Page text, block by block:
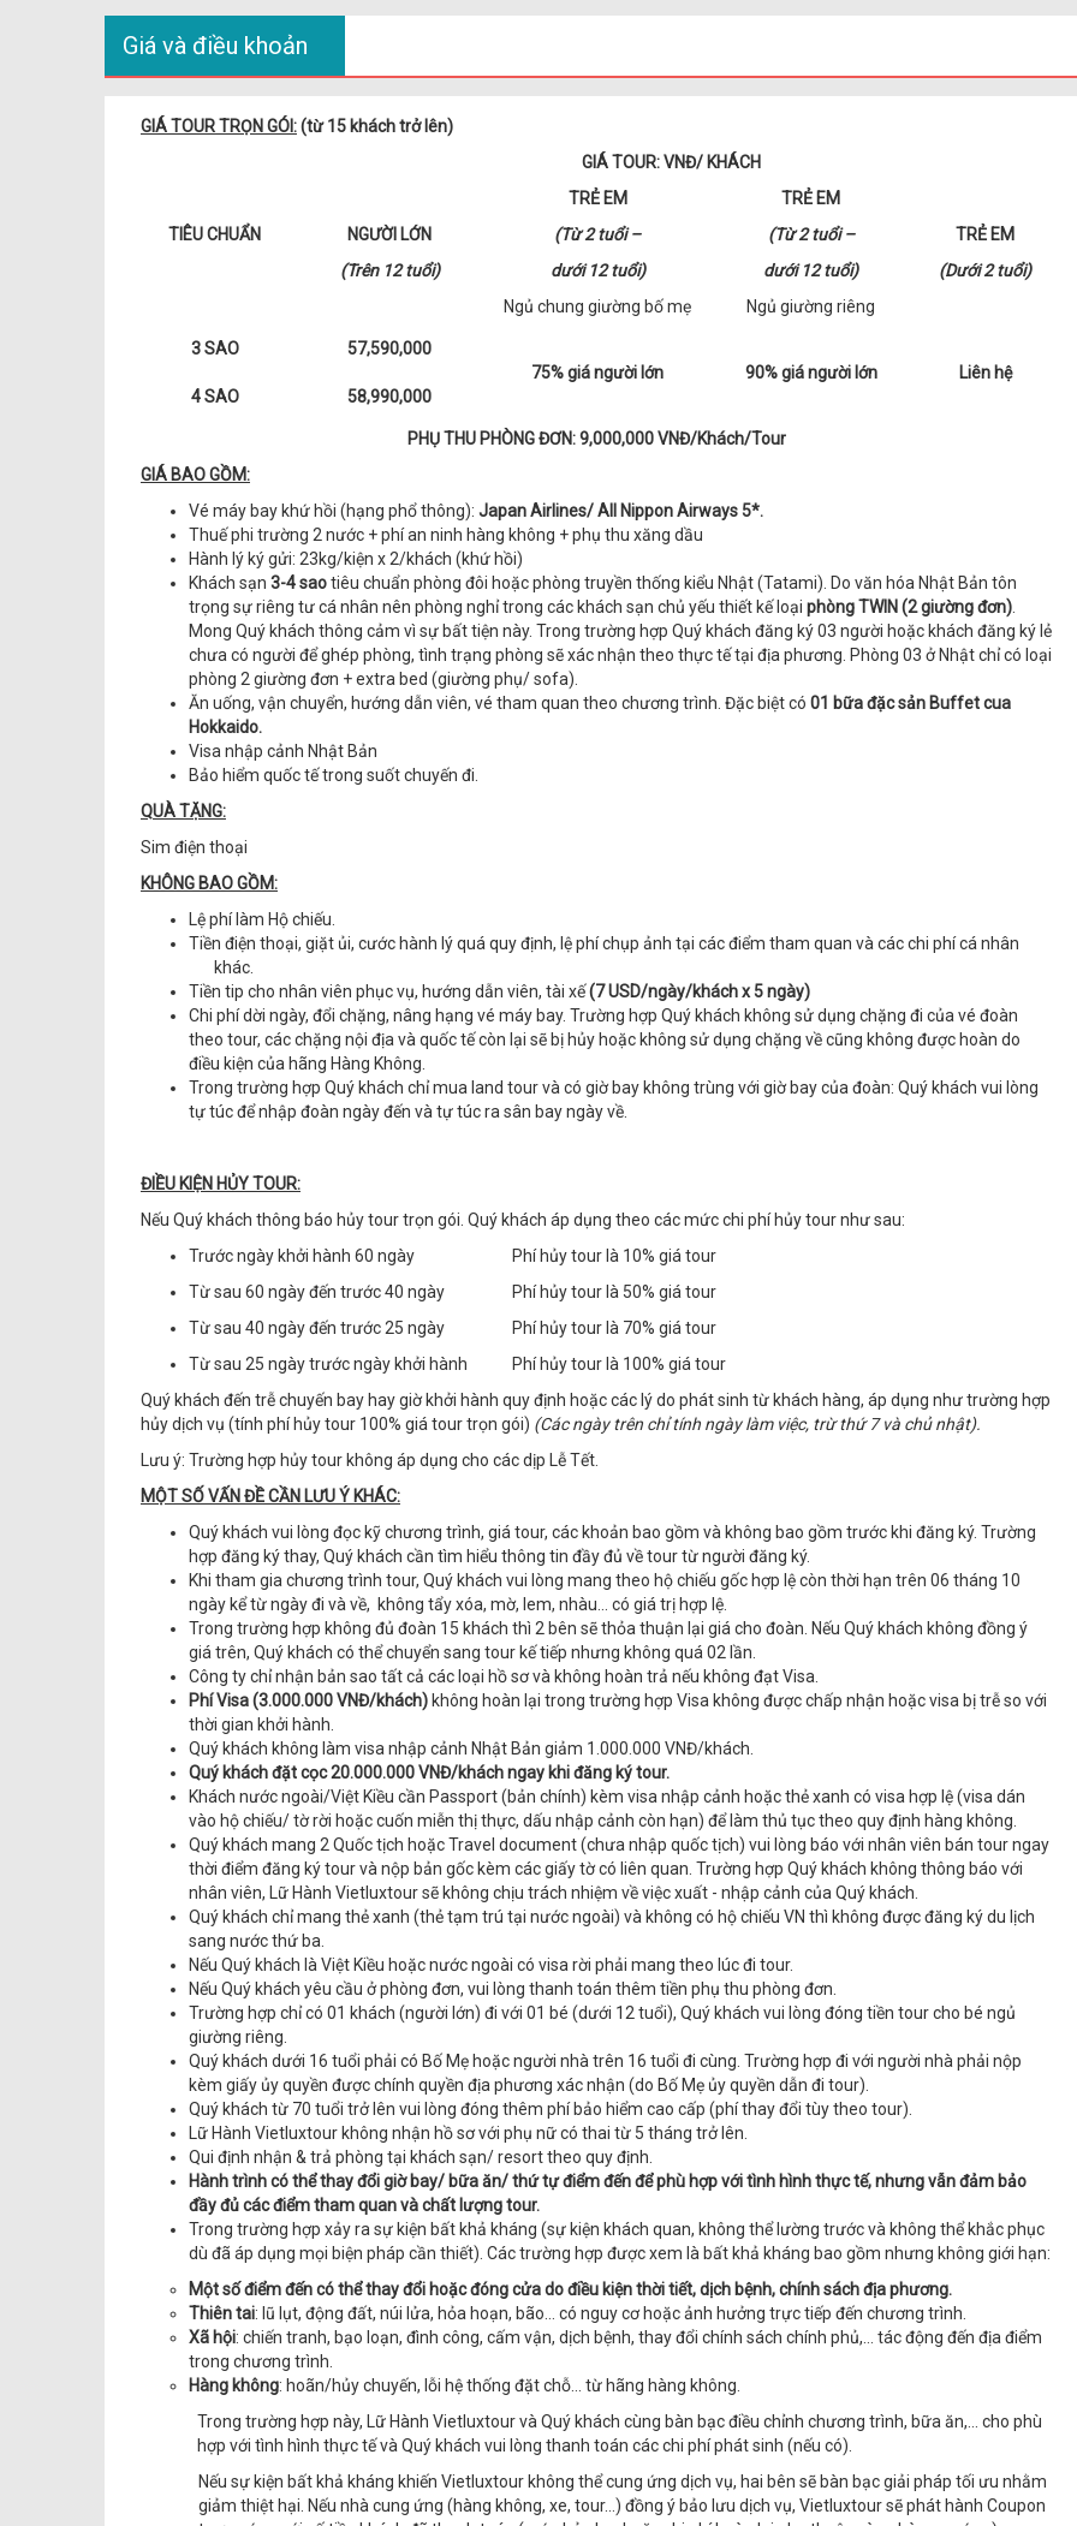
Giá và điều khoản
GIÁ TOUR TRỌN GÓI:(từ 15 khách trở lên)
TIÊU CHUẨN
GIÁ TOUR: VNĐ/ KHÁCH
NGƯỜI LỚN
(Trên 12 tuổi)
TRẺ EM
(Từ 2 tuổi –
dưới 12 tuổi)
Ngủ chung giường bố mẹ
TRẺ EM
(Từ 2 tuổi –
dưới 12 tuổi)
Ngủ giường riêng
TRẺ EM
(Dưới 2 tuổi)
3 SAO
57,590,000
75% giá người lớn
90% giá người lớn
Liên hệ
4 SAO
58,990,000
PHỤ THU PHÒNG ĐƠN: 9,000,000 VNĐ/Khách/Tour
GIÁ BAO GỒM:
Vé máy bay khứ hồi (hạng phổ thông): Japan Airlines/ All Nippon Airways 5*.
Thuế phi trường 2 nước + phí an ninh hàng không + phụ thu xăng dầu
Hành lý ký gửi: 23kg/kiện x 2/khách (khứ hồi)
Khách sạn 3-4 saotiêu chuẩn phòng đôi hoặc phòng truyền thống kiểu Nhật (Tatami). Do văn hóa Nhật Bản tôn
trọng sự riêng tư cá nhân nên phòng nghỉ trong các khách sạn chủ yếu thiết kế loại phòng TWIN (2 giường đơn)
Mong Quý khách thông cảm vì sự bất tiện này. Trong trường hợp Quý khách đăng ký 03 người hoặc khách đăng ký lẻ
chưa có người để ghép phòng, tình trạng phòng sẽ xác nhận theo thực tế tại địa phương. Phòng 03 ở Nhật chỉ có loại
phòng 2 giường đơn + extra bed (giường phụ/ sofa).
Ăn uống, vận chuyển, hướng dẫn viên, vé tham quan theo chương trình. Đặc biệt có 01 bữa đặc sản Buffet cua
Hokkaido.
Visa nhập cảnh Nhật Bản
Bảo hiểm quốc tế trong suốt chuyến đi.
QUÀ TẶNG:
Sim điện thoại
KHÔNG BAO GỒM:
Lệ phí làm Hộ chiếu.
Tiền điện thoại, giặt ủi, cước hành lý quá quy định, lệ phí chụp ảnh tại các điểm tham quan và các chi phí cá nhân
khác.
Tiền tip cho nhân viên phục vụ, hướng dẫn viên, tài xế(7 USD/ngày/khách x 5 ngày)
Chi phí dời ngày, đổi chặng, nâng hạng vé máy bay. Trường hợp Quý khách không sử dụng chặng đi của vé đoàn
theo tour, các chặng nội địa và quốc tế còn lại sẽ bị hủy hoặc không sử dụng chặng về cũng không được hoàn do
điều kiện của hãng Hàng Không.
Trong trường hợp Quý khách chỉ mua land tour và có giờ bay không trùng với giờ bay của đoàn: Quý khách vui lòng
tự túc để nhập đoàn ngày đến và tự túc ra sân bay ngày về.
ĐIỀU KIỆN HỦY TOUR:
Nếu Quý khách thông báo hủy tour trọn gói. Quý khách áp dụng theo các mức chi phí hủy tour như sau:
Trước ngày khởi hành 60 ngày
Phí hủy tour là 10% giá tour
Từ sau 60 ngày đến trước 40 ngày
Phí hủy tour là 50% giá tour
Từ sau 40 ngày đến trước 25 ngày
Phí hủy tour là 70% giá tour
Từ sau 25 ngày trước ngày khởi hành
Phí hủy tour là 100% giá tour
Quý khách đến trễ chuyến bay hay giờ khởi hành quy định hoặc các lý do phát sinh từ khách hàng, áp dụng như trường hợp
hủy dịch vụ (tính phí hủy tour 100% giá tour trọn gói) (Các ngày trên chỉ tính ngày làm việc, trừ thứ 7 và chủ nhật).
Lưu ý: Trường hợp hủy tour không áp dụng cho các dịp Lễ Tết.
MỘT SỐ VẤN ĐỀ CẦN LƯU Ý KHÁC:
Quý khách vui lòng đọc kỹ chương trình, giá tour, các khoản bao gồm và không bao gồm trước khi đăng ký. Trường
hợp đăng ký thay, Quý khách cần tìm hiểu thông tin đầy đủ về tour từ người đăng ký.
Khi tham gia chương trình tour, Quý khách vui lòng mang theo hộ chiếu gốc hợp lệ còn thời hạn trên 06 tháng 10
ngày kể từ ngày đi và về, không tẩy xóa, mờ, lem, nhàu… có giá trị hợp lệ.
Trong trường hợp không đủ đoàn 15 khách thì 2 bên sẽ thỏa thuận lại giá cho đoàn. Nếu Quý khách không đồng ý
giá trên, Quý khách có thể chuyển sang tour kế tiếp nhưng không quá 02 lần.
Công ty chỉ nhận bản sao tất cả các loại hồ sơ và không hoàn trả nếu không đạt Visa.
Phí Visa (3.000.000 VNĐ/khách) không hoàn lại trong trường hợp Visa không được chấp nhận hoặc visa bị trễ so với
thời gian khởi hành.
Quý khách không làm visa nhập cảnh Nhật Bản giảm 1.000.000 VNĐ/khách.
Quý khách đặt cọc 20.000.000 VNĐ/khách ngay khi đăng ký tour.
Khách nước ngoài/Việt Kiều cần Passport (bản chính) kèm visa nhập cảnh hoặc thẻ xanh có visa hợp lệ (visa dán
vào hộ chiếu/ tờ rời hoặc cuốn miễn thị thực, dấu nhập cảnh còn hạn) để làm thủ tục theo quy định hàng không.
Quý khách mang 2 Quốc tịch hoặc Travel document (chưa nhập quốc tịch) vui lòng báo với nhân viên bán tour ngay
thời điểm đăng ký tour và nộp bản gốc kèm các giấy tờ có liên quan. Trường hợp Quý khách không thông báo với
nhân viên, Lữ Hành Vietluxtour sẽ không chịu trách nhiệm về việc xuất - nhập cảnh của Quý khách.
Quý khách chỉ mang thẻ xanh (thẻ tạm trú tại nước ngoài) và không có hộ chiếu VN thì không được đăng ký du lịch
sang nước thứ ba.
Nếu Quý khách là Việt Kiều hoặc nước ngoài có visa rời phải mang theo lúc đi tour.
Nếu Quý khách yêu cầu ở phòng đơn, vui lòng thanh toán thêm tiền phụ thu phòng đơn.
Trường hợp chỉ có 01 khách (người lớn) đi với 01 bé (dưới 12 tuổi), Quý khách vui lòng đóng tiền tour cho bé ngủ
giường riêng.
Quý khách dưới 16 tuổi phải có Bố Mẹ hoặc người nhà trên 16 tuổi đi cùng. Trường hợp đi với người nhà phải nộp
kèm giấy ủy quyền được chính quyền địa phương xác nhận (do Bố Mẹ ủy quyền dẫn đi tour).
Quý khách từ 70 tuổi trở lên vui lòng đóng thêm phí bảo hiểm cao cấp (phí thay đổi tùy theo tour).
Lữ Hành Vietluxtour không nhận hồ sơ với phụ nữ có thai từ 5 tháng trở lên.
Qui định nhận & trả phòng tại khách sạn/ resort theo quy định.
Hành trình có thể thay đổi giờ bay/ bữa ăn/ thứ tự điểm đến để phù hợp với tình hình thực tế, nhưng vẫn đảm bảo
đầy đủ các điểm tham quan và chất lượng tour.
Trong trường hợp xảy ra sự kiện bất khả kháng (sự kiện khách quan, không thể lường trước và không thể khắc phục
dù đã áp dụng mọi biện pháp cần thiết). Các trường hợp được xem là bất khả kháng bao gồm nhưng không giới hạn:
Một số điểm đến có thể thay đổi hoặc đóng cửa do điều kiện thời tiết, dịch bệnh, chính sách địa phương.
Thiên tai: lũ lụt, động đất, núi lửa, hỏa hoạn, bão… có nguy cơ hoặc ảnh hưởng trực tiếp đến chương trình.
Xã hội: chiến tranh, bạo loạn, đình công, cấm vận, dịch bệnh, thay đổi chính sách chính phủ,… tác động đến địa điểm
trong chương trình.
Hàng không: hoãn/hủy chuyến, lỗi hệ thống đặt chỗ… từ hãng hàng không.
Trong trường hợp này, Lữ Hành Vietluxtour và Quý khách cùng bàn bạc điều chỉnh chương trình, bữa ăn,… cho phù
hợp với tình hình thực tế và Quý khách vui lòng thanh toán các chi phí phát sinh (nếu có).
Nếu sự kiện bất khả kháng khiến Vietluxtour không thể cung ứng dịch vụ, hai bên sẽ bàn bạc giải pháp tối ưu nhằm
giảm thiệt hại. Nếu nhà cung ứng (hàng không, xe, tour…) đồng ý bảo lưu dịch vụ, Vietluxtour sẽ phát hành Coupon